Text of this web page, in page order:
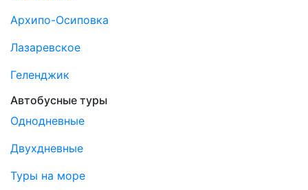
Архипо-Осиповка
Лазаревское
Геленджик
Автобусные туры
Однодневные
Двухдневные
Туры на море